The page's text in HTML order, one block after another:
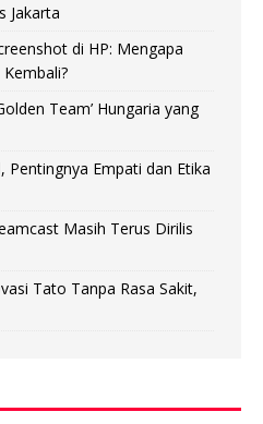
Jakarta
di HP: Mengapa
Team’ Hungaria yang
Pentingnya Empati dan Etika
Masih Terus Dirilis
Tato Tanpa Rasa Sakit,